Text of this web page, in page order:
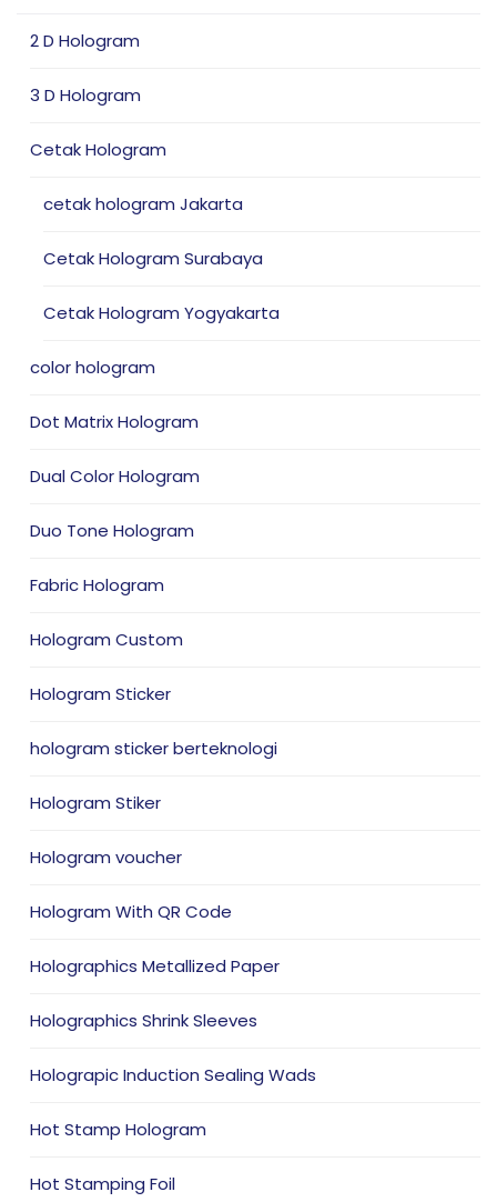
2 D Hologram
3 D Hologram
Cetak Hologram
cetak hologram Jakarta
Cetak Hologram Surabaya
Cetak Hologram Yogyakarta
color hologram
Dot Matrix Hologram
Dual Color Hologram
Duo Tone Hologram
Fabric Hologram
Hologram Custom
Hologram Sticker
hologram sticker berteknologi
Hologram Stiker
Hologram voucher
Hologram With QR Code
Holographics Metallized Paper
Holographics Shrink Sleeves
Holograpic Induction Sealing Wads
Hot Stamp Hologram
Hot Stamping Foil